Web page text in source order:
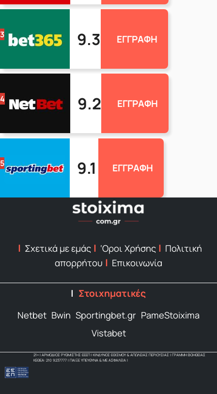
3 9.3 ΕΓΓΡΑΦΗ
4 9.2 ΕΓΓΡΑΦΗ
5 9.1 ΕΓΓΡΑΦΗ
Σχετικά με εμάς ‘Οροι Χρήσης
Πολιτική
απορρήτου
Επικοινωνία
Στοιχηματικές
Netbet Bwin Sportingbet.gr PameStoixima
Vistabet
21+ | ΑΡΜΟΔΙΟΣ ΡΥΘΜΙΣΤΗΣ ΕΕΕΠ | ΚΙΝΔΥΝΟΣ ΕΘΙΣΜΟΥ & ΑΠΩΛΕΙΑΣ ΠΕΡΙΟΥΣΙΑΣ | ΓΡΑΜΜΗ ΒΟΗΘΕΙΑΣ
ΚΕΘΕΑ: 210 9237777 | ΠΑΙΞΕ ΥΠΕΥΘΥΝΑ & ΜΕ ΑΣΦΑΛΕΙΑ |